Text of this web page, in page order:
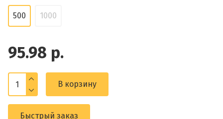
95.98 р.
500 1000
В корзину
Быстрый заказ